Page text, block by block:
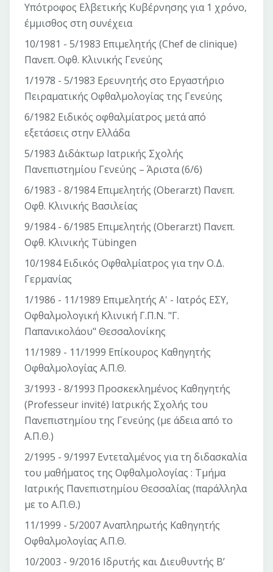
Υπότροφος Ελβετικής Κυβέρνησης για 1 χρόνο,
έμμισθος στη συνέχεια
10/1981 - 5/1983 Επιμελητής (Chef de clinique)
Πανεπ. Οφθ. Κλινικής Γενεύης
1/1978 - 5/1983 Ερευνητής στο Εργαστήριο
Πειραματικής Οφθαλμολογίας της Γενεύης
6/1982 Ειδικός οφθαλμίατρος μετά από
εξετάσεις στην Ελλάδα
5/1983 Διδάκτωρ Ιατρικής Σχολής
Πανεπιστημίου Γενεύης – Άριστα (6/6)
6/1983 - 8/1984 Επιμελητής (Οberarzt) Πανεπ.
Οφθ. Κλινικής Βασιλείας
9/1984 - 6/1985 Επιμελητής (Οberarzt) Πανεπ.
Οφθ. Κλινικής Tübingen
10/1984 Ειδικός Οφθαλμίατρος για την Ο.Δ.
Γερμανίας
1/1986 - 11/1989 Επιμελητής Α' - Ιατρός ΕΣΥ,
Οφθαλμολογική Κλινική Γ.Π.Ν. "Γ.
Παπανικολάου" Θεσσαλονίκης
11/1989 - 11/1999 Επίκουρος Καθηγητής
Οφθαλμολογίας Α.Π.Θ.
3/1993 - 8/1993 Προσκεκλημένος Καθηγητής
(Professeur invité) Ιατρικής Σχολής του
Πανεπιστημίου της Γενεύης (με άδεια από το
Α.Π.Θ.)
2/1995 - 9/1997 Εντεταλμένος για τη διδασκαλία
του μαθήματος της Οφθαλμολογίας : Τμήμα
Ιατρικής Πανεπιστημίου Θεσσαλίας (παράλληλα
με το Α.Π.Θ.)
11/1999 - 5/2007 Αναπληρωτής Καθηγητής
Οφθαλμολογίας Α.Π.Θ.
10/2003 - 9/2016 Ιδρυτής και Διευθυντής Β’